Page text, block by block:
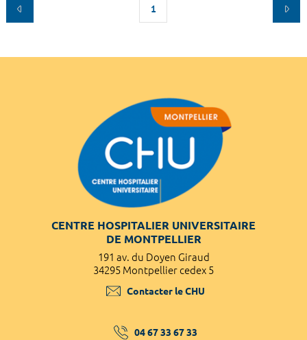
1
CENTRE HOSPITALIER UNIVERSITAIRE
DE MONTPELLIER
191 av. du Doyen Giraud
34295 Montpellier cedex 5
Contacter le CHU
04 67 33 67 33